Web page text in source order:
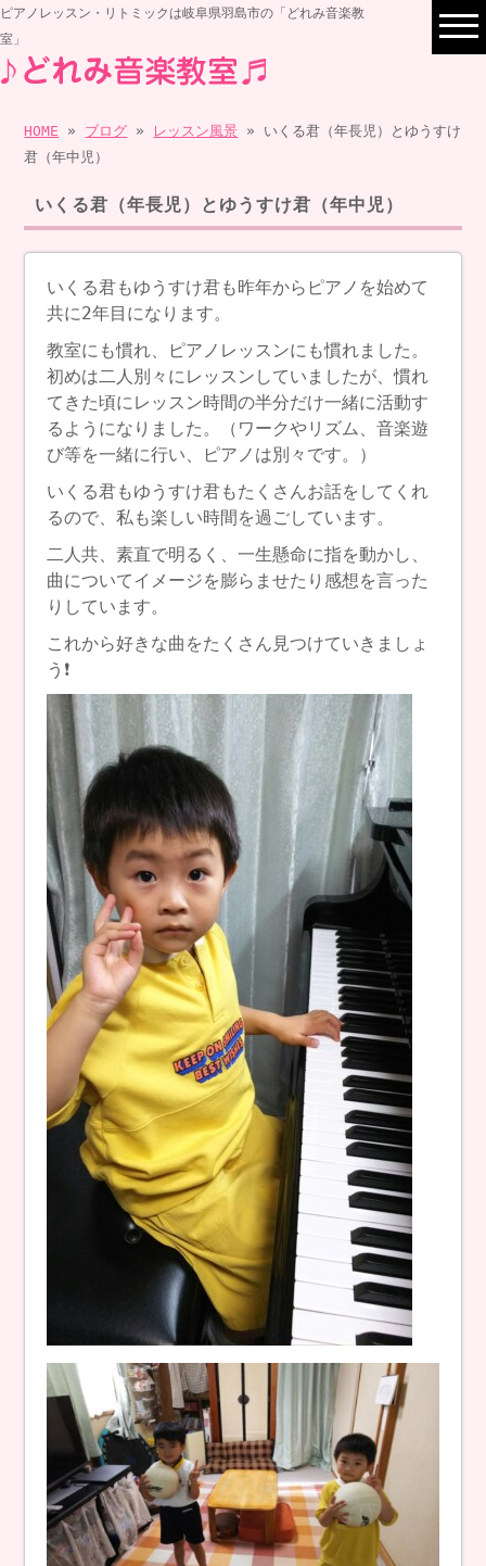
ピアノレッスン・リトミックは岐阜県羽島市の「どれみ音楽教
室」
HOME » ブログ » レッスン風景 » いくる君（年長児）とゆうすけ
君（年中児）
いくる君（年長児）とゆうすけ君（年中児）
いくる君もゆうすけ君も昨年からピアノを始めて
共に2年目になります。
教室にも慣れ、ピアノレッスンにも慣れました。
初めは二人別々にレッスンしていましたが、慣れ
てきた頃にレッスン時間の半分だけ一緒に活動す
るようになりました。（ワークやリズム、音楽遊
び等を一緒に行い、ピアノは別々です。）
いくる君もゆうすけ君もたくさんお話をしてくれ
るので、私も楽しい時間を過ごしています。
二人共、素直で明るく、一生懸命に指を動かし、
曲についてイメージを膨らませたり感想を言った
りしています。
これから好きな曲をたくさん見つけていきましょ
う❗️